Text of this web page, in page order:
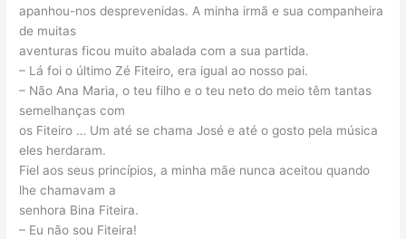
apanhou-nos desprevenidas. A minha irmã e sua companheira
de muitas
aventuras ficou muito abalada com a sua partida.
– Lá foi o último Zé Fiteiro, era igual ao nosso pai.
– Não Ana Maria, o teu filho e o teu neto do meio têm tantas
semelhanças com
os Fiteiro … Um até se chama José e até o gosto pela música
eles herdaram.
Fiel aos seus princípios, a minha mãe nunca aceitou quando
lhe chamavam a
senhora Bina Fiteira.
– Eu não sou Fiteira!